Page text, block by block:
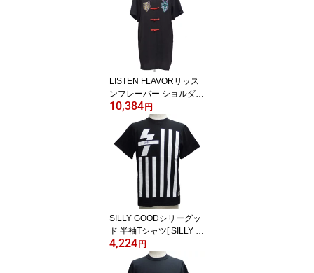
LISTEN FLAVORリッス
ンフレーバー ショルダー
ジップチャイナシャツ[
タイガー＆ドラゴン ]LF2
213546【送料無料】
10,384 円
SILLY GOODシリーグッ
ド 半袖Tシャツ[ SILLY B
UILDING ]SG15-SU1TE1
4,224 円